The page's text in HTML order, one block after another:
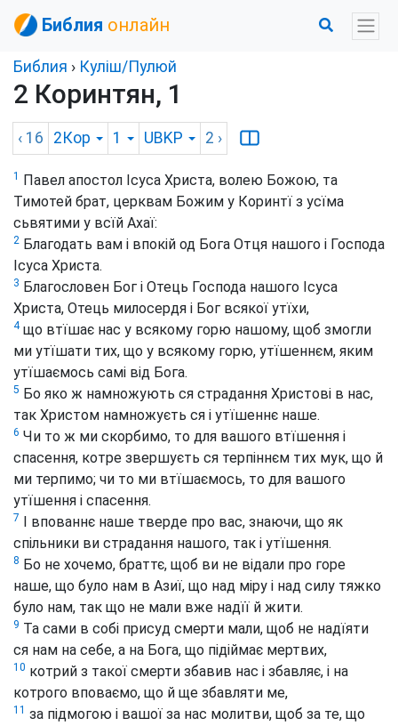
Библия онлайн
Библия › Куліш/Пулюй
2 Коринтян, 1
‹ 16 2Кор 1 UBKP 2 ›
1
Павел апостол Ісуса Христа, волею Божою, та
Тимотей брат, церквам Божим у Коринтї з усїма
сьвятими у всїй Ахаї:
2 Благодать вам і впокій од Бога Отця нашого і Господа
Ісуса Христа.
3 Благословен Бог і Отець Господа нашого Ісуса
Христа, Отець милосердя і Бог всякої утїхи,
4що втїшає нас у всякому горю нашому, щоб змогли
ми утїшати тих, що у всякому горю, утїшеннєм, яким
утїшаємось самі від Бога.
5 Бо яко ж намножують ся страдання Христові в нас,
так Христом намножуєть ся і утїшеннє наше.
6 Чи то ж ми скорбимо, то для вашого втїшення і
спасення, котре звершуєть ся терпіннєм тих мук, що й
ми терпимо; чи то ми втїшаємось, то для вашого
утїшення і спасення.
7
І впованнє наше тверде про вас, знаючи, що як
спільники ви страдання нашого, так і утїшення.
8 Бо не хочемо, браттє, щоб ви не відали про горе
наше, що було нам в Азиї, що над міру і над силу тяжко
було нам, так що не мали вже надїї й жити.
9 Та сами в собі присуд смерти мали, щоб не надїяти
ся нам на себе, а на Бога, що підіймає мертвих,
10 котрий з такої смерти збавив нас і збавляє, і на
котрого вповаємо, що й ще збавляти ме,
11 за підмогою і вашої за нас молитви, щоб за те, що